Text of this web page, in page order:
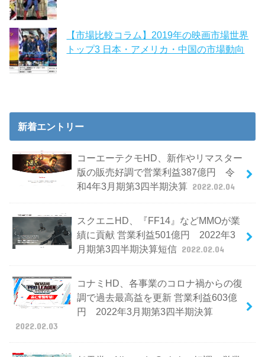
【市場比較コラム】2019年の映画市場世界
トップ3 日本・アメリカ・中国の市場動向
新着エントリー
コーエーテクモHD、新作やリマスター
版の販売好調で営業利益387億円 令
和4年3月期第3四半期決算 2022.02.04
スクエニHD、『FF14』などMMOが業
績に貢献 営業利益501億円 2022年3
月期第3四半期決算短信 2022.02.04
コナミHD、各事業のコロナ禍からの復
調で過去最高益を更新 営業利益603億
円 2022年3月期第3四半期決算
2022.02.03